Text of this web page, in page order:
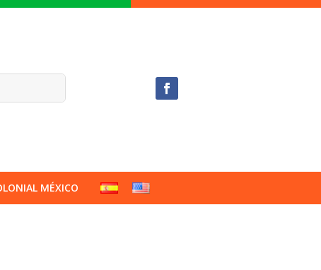
MÉXICO